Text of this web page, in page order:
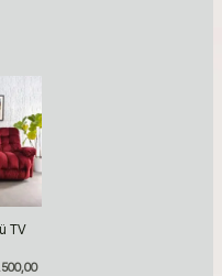
TV
Şu